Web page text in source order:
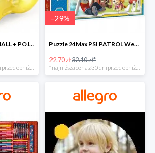
PSI PATROL MARSHALL + POJAZD WÓZ STRAŻACKI DŹWIĘK -48%
*najniższa cena z 30 dni przed obniżką
-29%
Puzzle 24Max PSI PATROL Wesoła drużyna TREFL -29%
22.70 zł32.10 zł*
*najniższa cena z 30 dni przed obniżką